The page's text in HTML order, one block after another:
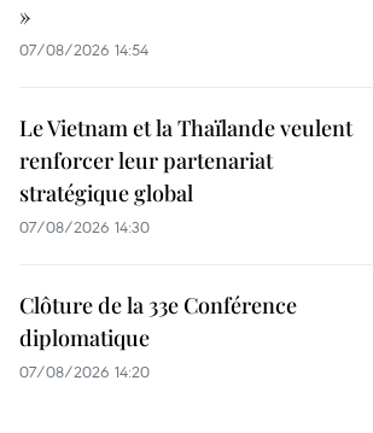
»
07/08/2026 14:54
Le Vietnam et la Thaïlande veulent
renforcer leur partenariat
stratégique global
07/08/2026 14:30
Clôture de la 33e Conférence
diplomatique
07/08/2026 14:20